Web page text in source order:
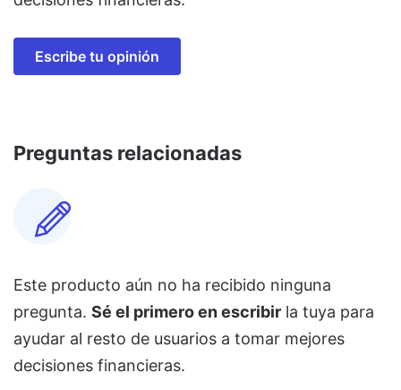
Escribe tu opinión
Preguntas relacionadas
Este producto aún no ha recibido ninguna
pregunta. Sé el primero en escribir la tuya para
ayudar al resto de usuarios a tomar mejores
decisiones financieras.